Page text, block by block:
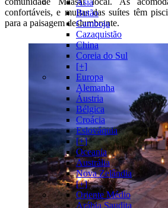
Ásia
Butão
Camboja
Cazaquistão
China
Coreia do Sul
[+]
Europa
Alemanha
Áustria
Bélgica
Croácia
Eslováquia
[+]
Oceania
Austrália
Nova Zelândia
[+]
Oriente Médio
Arábia Saudita
confortáveis, e muitas das suítes têm
para a paisagem deslumbrante.